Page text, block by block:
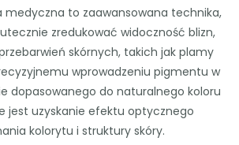
medyczna to zaawansowana technika,
zredukować widoczność blizn,
skórnych, takich jak plamy
wprowadzeniu pigmentu w
dopasowanego do naturalnego koloru
jest uzyskanie efektu optycznego
kolorytu i struktury skóry.